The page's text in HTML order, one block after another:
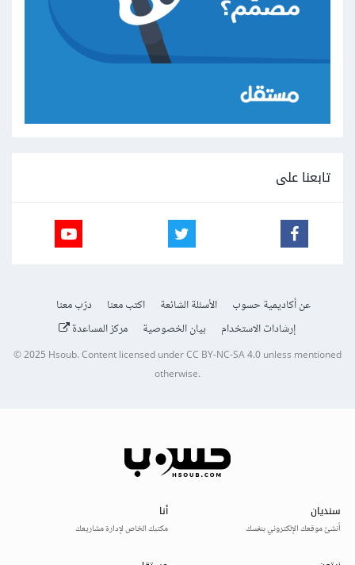
تابعنا على
عن أكاديمية حسوب الأسئلة الشائعة اكتب معنا
درّب معنا
إرشادات الاستخدام
بيان الخصوصية مركز المساعدة
© 2025Hsoub.Content licensed underCC BY-NC-SA 4.0unless mentioned
otherwise.